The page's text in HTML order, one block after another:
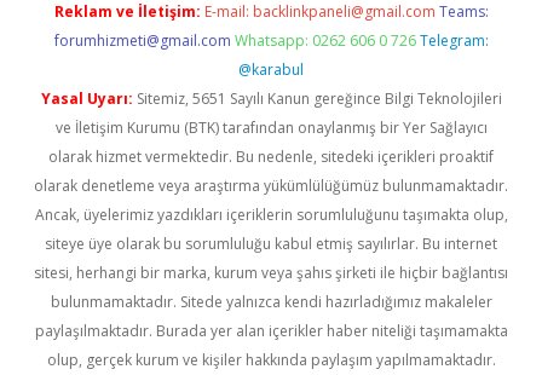
Reklam ve İletişim: E-mail: backlinkpaneli@gmail.com Teams:
forumhizmeti@gmail.com Whatsapp: 0262 606 0 726 Telegram:
@karabul
Yasal Uyarı: Sitemiz, 5651 Sayılı Kanun gereğince Bilgi Teknolojileri
ve İletişim Kurumu (BTK) tarafından onaylanmış bir Yer Sağlayıcı
olarak hizmet vermektedir. Bu nedenle, sitedeki içerikleri proaktif
olarak denetleme veya araştırma yükümlülüğümüz bulunmamaktadır.
Ancak, üyelerimiz yazdıkları içeriklerin sorumluluğunu taşımakta olup,
siteye üye olarak bu sorumluluğu kabul etmiş sayılırlar. Bu internet
sitesi, herhangi bir marka, kurum veya şahıs şirketi ile hiçbir bağlantısı
bulunmamaktadır. Sitede yalnızca kendi hazırladığımız makaleler
paylaşılmaktadır. Burada yer alan içerikler haber niteliği taşımamakta
olup, gerçek kurum ve kişiler hakkında paylaşım yapılmamaktadır.